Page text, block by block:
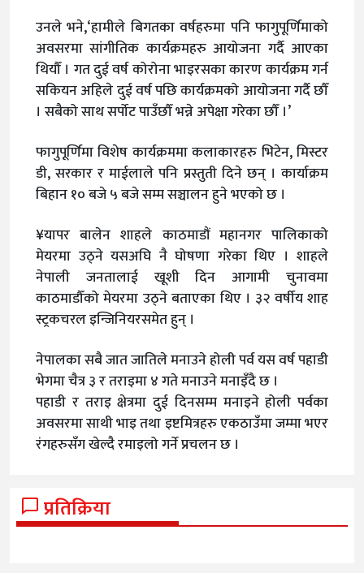
उनले भने,‘हामीले बिगतका वर्षहरुमा पनि फागुपूर्णिमाको
अवसरमा सांगीतिक कार्यक्रमहरु आयोजना गर्दै आएका
थियौँ । गत दुई वर्ष कोरोना भाइरसका कारण कार्यक्रम गर्न
सकियन अहिले दुई वर्ष पछि कार्यक्रमको आयोजना गर्दै छौँ
। सबैको साथ सर्पोट पाउँछौँ भन्ने अपेक्षा गरेका छौँ ।’
फागुपूर्णिमा विशेष कार्यक्रममा कलाकारहरु भिटेन, मिस्टर
डी, सरकार र माईलाले पनि प्रस्तुती दिने छन् । कार्याक्रम
बिहान १० बजे ५ बजे सम्म सञ्चालन हुने भएको छ ।
¥यापर बालेन शाहले काठमाडौं महानगर पालिकाको
मेयरमा उठ्ने यसअघि नै घोषणा गरेका थिए । शाहले
नेपाली जनतालाई खूशी दिन आगामी चुनावमा
काठमाडौँको मेयरमा उठ्ने बताएका थिए । ३२ वर्षीय शाह
स्ट्रकचरल इन्जिनियरसमेत हुन् ।
नेपालका सबै जात जातिले मनाउने होली पर्व यस वर्ष पहाडी
भेगमा चैत्र ३ र तराइमा ४ गते मनाउने मनाइँदै छ ।
पहाडी र तराइ क्षेत्रमा दुई दिनसम्म मनाइने होली पर्वका
अवसरमा साथी भाइ तथा इष्टमित्रहरु एकठाउँमा जम्मा भएर
रंगहरुसँग खेल्दै रमाइलो गर्ने प्रचलन छ ।
प्रतिक्रिया